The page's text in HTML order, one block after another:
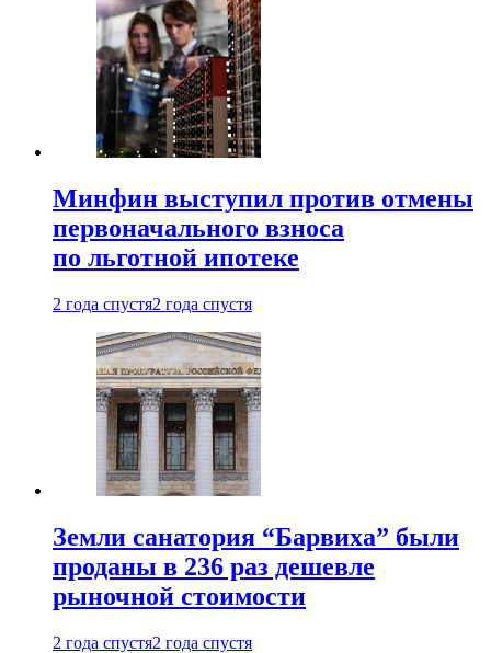
Минфин выступил против отмены
первоначального взноса
по льготной ипотеке
2 года спустя2 года спустя
Земли санатория “Барвиха” были
проданы в 236 раз дешевле
рыночной стоимости
2 года спустя2 года спустя